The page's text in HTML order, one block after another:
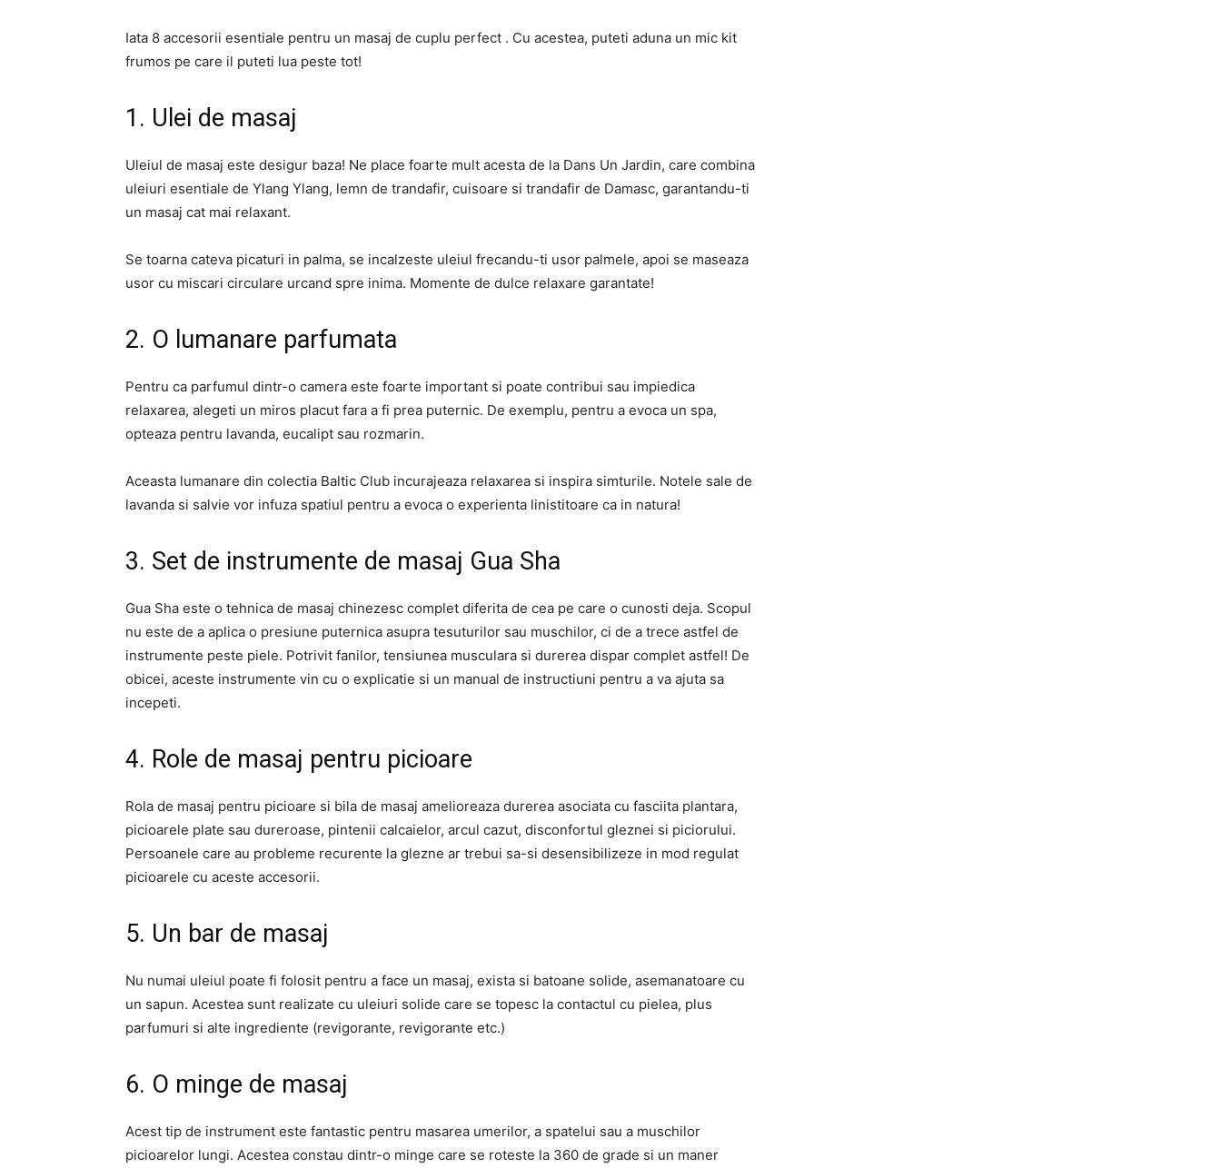
Iata 8 accesorii esentiale pentru un masaj de cuplu perfect . Cu acestea, puteti aduna un mic kit
frumos pe care il puteti lua peste tot!
1. Ulei de masaj
Uleiul de masaj este desigur baza! Ne place foarte mult acesta de la Dans Un Jardin, care combina
uleiuri esentiale de Ylang Ylang, lemn de trandafir, cuisoare si trandafir de Damasc, garantandu-ti
un masaj cat mai relaxant.
Se toarna cateva picaturi in palma, se incalzeste uleiul frecandu-ti usor palmele, apoi se maseaza
usor cu miscari circulare urcand spre inima. Momente de dulce relaxare garantate!
2. O lumanare parfumata
Pentru ca parfumul dintr-o camera este foarte important si poate contribui sau impiedica
relaxarea, alegeti un miros placut fara a fi prea puternic. De exemplu, pentru a evoca un spa,
opteaza pentru lavanda, eucalipt sau rozmarin.
Aceasta lumanare din colectia Baltic Club incurajeaza relaxarea si inspira simturile. Notele sale de
lavanda si salvie vor infuza spatiul pentru a evoca o experienta linistitoare ca in natura!
3. Set de instrumente de masaj Gua Sha
Gua Sha este o tehnica de masaj chinezesc complet diferita de cea pe care o cunosti deja. Scopul
nu este de a aplica o presiune puternica asupra tesuturilor sau muschilor, ci de a trece astfel de
instrumente peste piele. Potrivit fanilor, tensiunea musculara si durerea dispar complet astfel! De
obicei, aceste instrumente vin cu o explicatie si un manual de instructiuni pentru a va ajuta sa
incepeti.
4. Role de masaj pentru picioare
Rola de masaj pentru picioare si bila de masaj amelioreaza durerea asociata cu fasciita plantara,
picioarele plate sau dureroase, pintenii calcaielor, arcul cazut, disconfortul gleznei si piciorului.
Persoanele care au probleme recurente la glezne ar trebui sa-si desensibilizeze in mod regulat
picioarele cu aceste accesorii.
5. Un bar de masaj
Nu numai uleiul poate fi folosit pentru a face un masaj, exista si batoane solide, asemanatoare cu
un sapun. Acestea sunt realizate cu uleiuri solide care se topesc la contactul cu pielea, plus
parfumuri si alte ingrediente (revigorante, revigorante etc.)
6. O minge de masaj
Acest tip de instrument este fantastic pentru masarea umerilor, a spatelui sau a muschilor
picioarelor lungi. Acestea constau dintr-o minge care se roteste la 360 de grade si un maner